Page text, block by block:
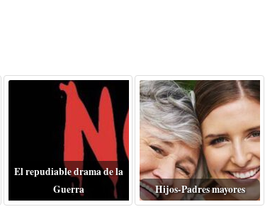
El repudiable drama de la
Guerra
Hijos-Padres mayores